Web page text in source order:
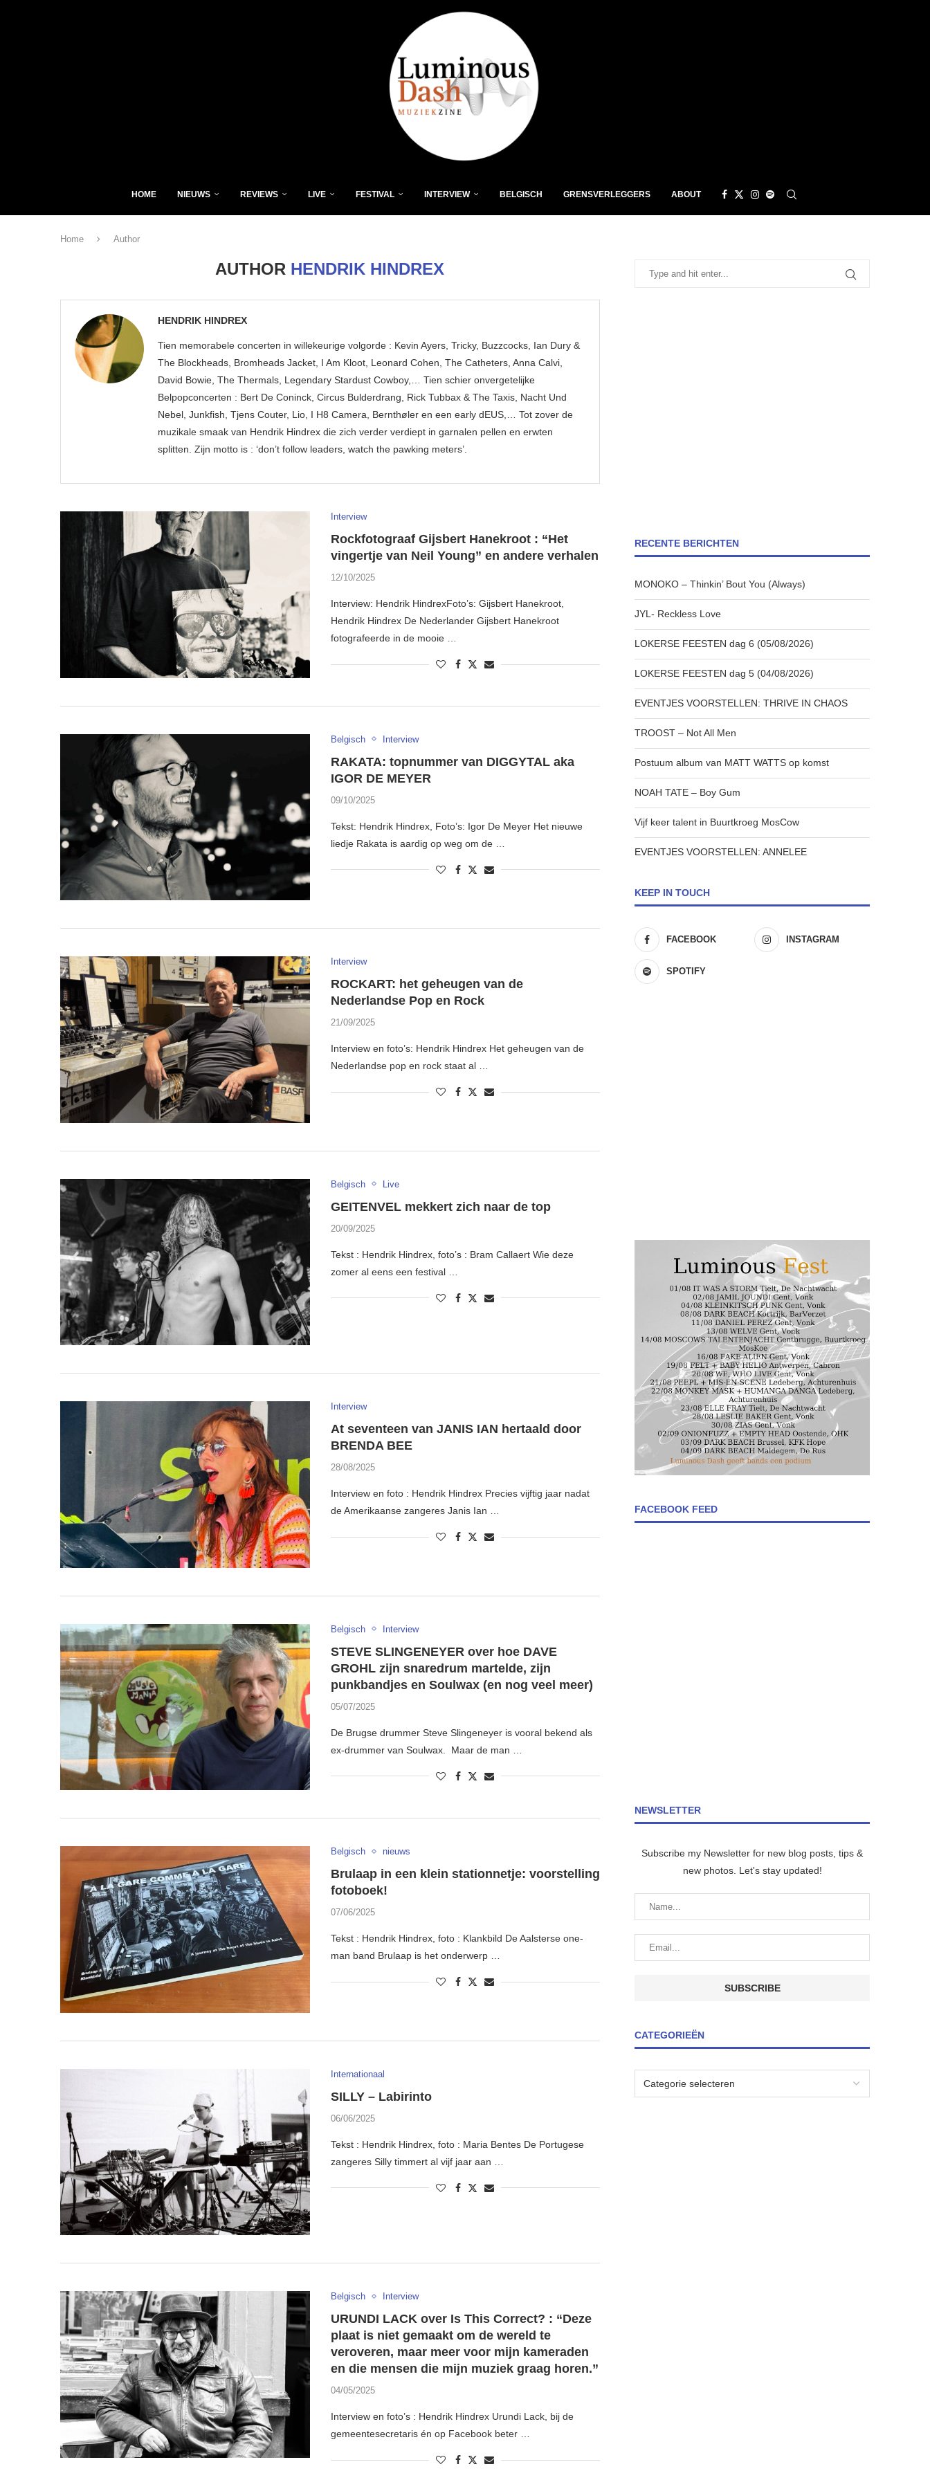
HOME NIEUWS REVIEWS LIVE FESTIVAL INTERVIEW BELGISCH GRENSVERLEGGERS ABOUT
Home Author
AUTHOR HENDRIK HINDREX
HENDRIK HINDREX
Tien memorabele concerten in willekeurige volgorde : Kevin Ayers, Tricky, Buzzcocks, Ian Dury &
The Blockheads, Bromheads Jacket, I Am Kloot, Leonard Cohen, The Catheters, Anna Calvi,
David Bowie, The Thermals, Legendary Stardust Cowboy,… Tien schier onvergetelijke
Belpopconcerten : Bert De Coninck, Circus Bulderdrang, Rick Tubbax & The Taxis, Nacht Und
Nebel, Junkfish, Tjens Couter, Lio, I H8 Camera, Bernthøler en een early dEUS,… Tot zover de
muzikale smaak van Hendrik Hindrex die zich verder verdiept in garnalen pellen en erwten
splitten. Zijn motto is : ‘don’t follow leaders, watch the pawking meters’.
Interview
Rockfotograaf Gijsbert Hanekroot : “Het
vingertje van Neil Young” en andere verhalen
12/10/2025
Interview: Hendrik HindrexFoto’s: Gijsbert Hanekroot,
Hendrik Hindrex De Nederlander Gijsbert Hanekroot
fotografeerde in de mooie …
Belgisch Interview
RAKATA: topnummer van DIGGYTAL aka
IGOR DE MEYER
09/10/2025
Tekst: Hendrik Hindrex, Foto’s: Igor De Meyer Het nieuwe
liedje Rakata is aardig op weg om de …
Interview
ROCKART: het geheugen van de
Nederlandse Pop en Rock
21/09/2025
Interview en foto’s: Hendrik Hindrex Het geheugen van de
Nederlandse pop en rock staat al …
Belgisch Live
GEITENVEL mekkert zich naar de top
20/09/2025
Tekst : Hendrik Hindrex, foto’s : Bram Callaert Wie deze
zomer al eens een festival …
Interview
At seventeen van JANIS IAN hertaald door
BRENDA BEE
28/08/2025
Interview en foto : Hendrik Hindrex Precies vijftig jaar nadat
de Amerikaanse zangeres Janis Ian …
Belgisch Interview
STEVE SLINGENEYER over hoe DAVE
GROHL zijn snaredrum martelde, zijn
punkbandjes en Soulwax (en nog veel meer)
05/07/2025
De Brugse drummer Steve Slingeneyer is vooral bekend als
ex-drummer van Soulwax. Maar de man …
Belgisch nieuws
Brulaap in een klein stationnetje: voorstelling
fotoboek!
07/06/2025
Tekst : Hendrik Hindrex, foto : Klankbild De Aalsterse one-
man band Brulaap is het onderwerp …
Internationaal
SILLY – Labirinto
06/06/2025
Tekst : Hendrik Hindrex, foto : Maria Bentes De Portugese
zangeres Silly timmert al vijf jaar aan …
Belgisch Interview
URUNDI LACK over Is This Correct? : “Deze
plaat is niet gemaakt om de wereld te
veroveren, maar meer voor mijn kameraden
en die mensen die mijn muziek graag horen.”
04/05/2025
Interview en foto’s : Hendrik Hindrex Urundi Lack, bij de
gemeentesecretaris én op Facebook beter …
RECENTE BERICHTEN
MONOKO – Thinkin’ Bout You (Always)
JYL- Reckless Love
LOKERSE FEESTEN dag 6 (05/08/2026)
LOKERSE FEESTEN dag 5 (04/08/2026)
EVENTJES VOORSTELLEN: THRIVE IN CHAOS
TROOST – Not All Men
Postuum album van MATT WATTS op komst
NOAH TATE – Boy Gum
Vijf keer talent in Buurtkroeg MosCow
EVENTJES VOORSTELLEN: ANNELEE
KEEP IN TOUCH
FACEBOOK INSTAGRAM
SPOTIFY
FACEBOOK FEED
NEWSLETTER
Subscribe my Newsletter for new blog posts, tips &
new photos. Let's stay updated!
CATEGORIEËN